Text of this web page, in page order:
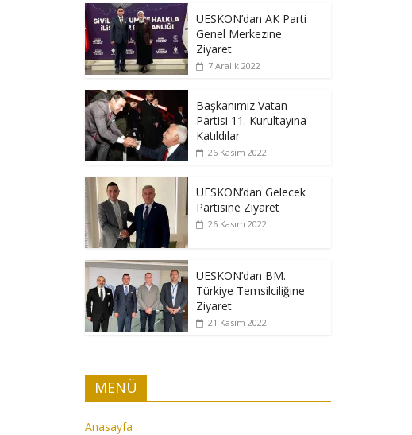
UESKON’dan AK Parti
Genel Merkezine
Ziyaret
7 Aralık 2022
Başkanımız Vatan
Partisi 11. Kurultayına
Katıldılar
26 Kasım 2022
UESKON’dan Gelecek
Partisine Ziyaret
26 Kasım 2022
UESKON’dan BM.
Türkiye Temsilciliğine
Ziyaret
21 Kasım 2022
MENÜ
Anasayfa